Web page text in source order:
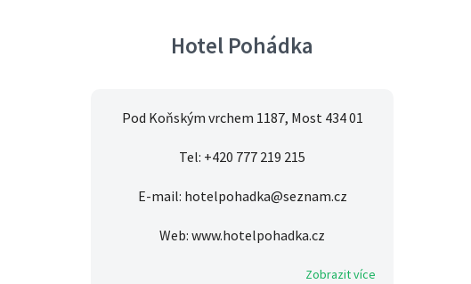
Hotel Pohádka
Pod Koňským vrchem 1187, Most 434 01
Tel: +420 777 219 215
E-mail: hotelpohadka@seznam.cz
Web: www.hotelpohadka.cz
Zobrazit více